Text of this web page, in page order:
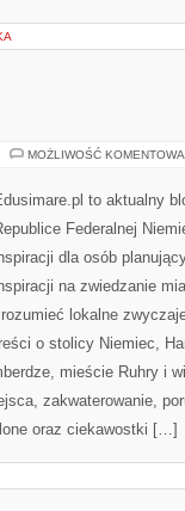
MOŻLIWOŚĆ
to aktualny
Federalnej
dla osób
na zwiedzanie
lokalne
o stolicy Niemiec,
mieście Ruhry i
zakwaterowanie,
oraz ciekawostki […]